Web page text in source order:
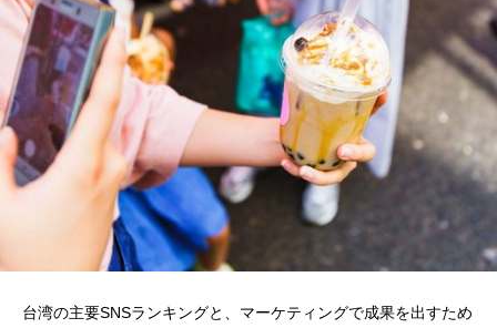
台湾の主要SNSランキングと、マーケティングで成果を出すため